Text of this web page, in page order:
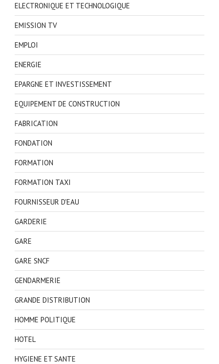
ELECTRONIQUE ET TECHNOLOGIQUE
EMISSION TV
EMPLOI
ENERGIE
EPARGNE ET INVESTISSEMENT
EQUIPEMENT DE CONSTRUCTION
FABRICATION
FONDATION
FORMATION
FORMATION TAXI
FOURNISSEUR D'EAU
GARDERIE
GARE
GARE SNCF
GENDARMERIE
GRANDE DISTRIBUTION
HOMME POLITIQUE
HOTEL
HYGIENE ET SANTE